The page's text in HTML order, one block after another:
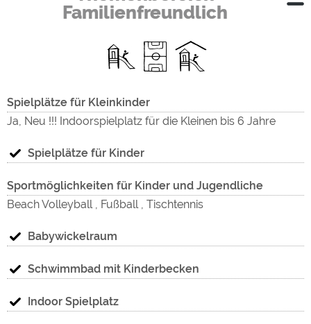
Familienfreundlich
Spielplätze für Kleinkinder
Ja, Neu !!! Indoorspielplatz für die Kleinen bis 6 Jahre
Spielplätze für Kinder
Sportmöglichkeiten für Kinder und Jugendliche
Beach Volleyball , Fußball , Tischtennis
Babywickelraum
Schwimmbad mit Kinderbecken
Indoor Spielplatz